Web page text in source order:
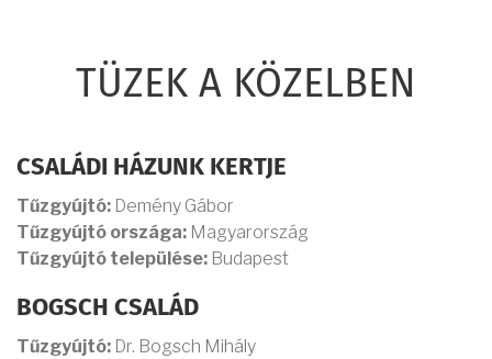
TÜZEK A KÖZELBEN
CSALÁDI HÁZUNK KERTJE
Tűzgyújtó: Demény Gábor
Tűzgyújtó országa: Magyarország
Tűzgyújtó települése: Budapest
BOGSCH CSALÁD
Tűzgyújtó: Dr. Bogsch Mihály